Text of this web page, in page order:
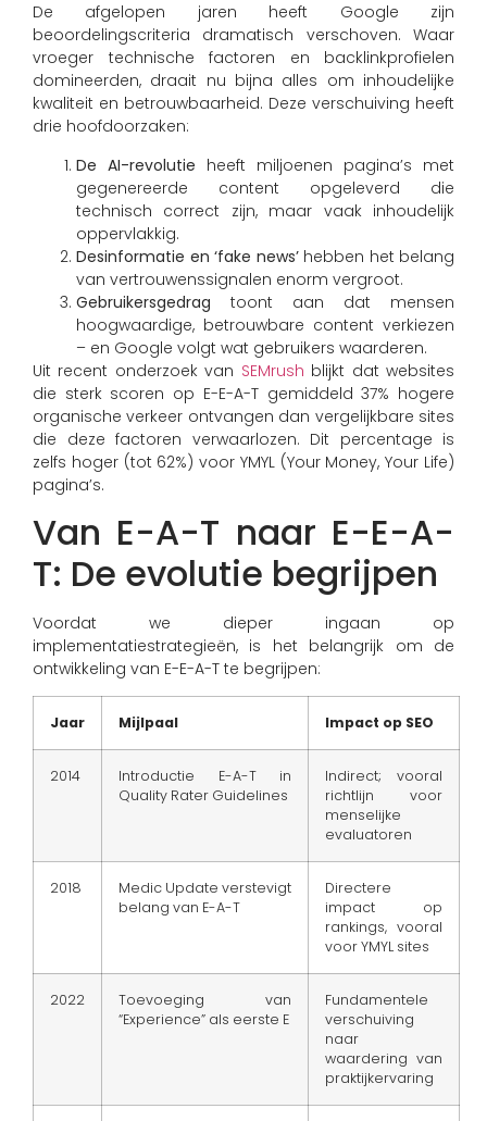
De afgelopen jaren heeft Google zijn
beoordelingscriteria dramatisch verschoven. Waar
vroeger technische factoren en backlinkprofielen
domineerden, draait nu bijna alles om inhoudelijke
kwaliteit en betrouwbaarheid. Deze verschuiving heeft
drie hoofdoorzaken:
De AI-revolutie heeft miljoenen pagina’s met
gegenereerde content opgeleverd die
technisch correct zijn, maar vaak inhoudelijk
oppervlakkig.
Desinformatie en ‘fake news’hebben het belang
van vertrouwenssignalen enorm vergroot.
Gebruikersgedrag toont aan dat mensen
hoogwaardige, betrouwbare content verkiezen
– en Google volgt wat gebruikers waarderen.
Uit recent onderzoek van SEMrush blijkt dat websites
die sterk scoren op E-E-A-T gemiddeld 37% hogere
organische verkeer ontvangen dan vergelijkbare sites
die deze factoren verwaarlozen. Dit percentage is
zelfs hoger (tot 62%) voor YMYL (Your Money, Your Life)
pagina’s.
Van E-A-T naar E-E-A-
T: De evolutie begrijpen
Voordat we dieper ingaan op
implementatiestrategieën, is het belangrijk om de
ontwikkeling van E-E-A-T te begrijpen:
Jaar Mijlpaal Impact op SEO
2014
Introductie E-A-T in
Quality Rater Guidelines
Indirect; vooral
richtlijn voor
menselijke
evaluatoren
2018
Medic Update verstevigt
belang van E-A-T
Directere
impact op
rankings, vooral
voor YMYL sites
2022
Toevoeging van
“Experience” als eerste E
Fundamentele
verschuiving
naar
waardering van
praktijkervaring